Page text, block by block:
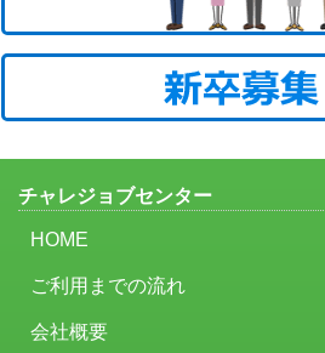
チャレジョブセンター
HOME
ご利用までの流れ
会社概要